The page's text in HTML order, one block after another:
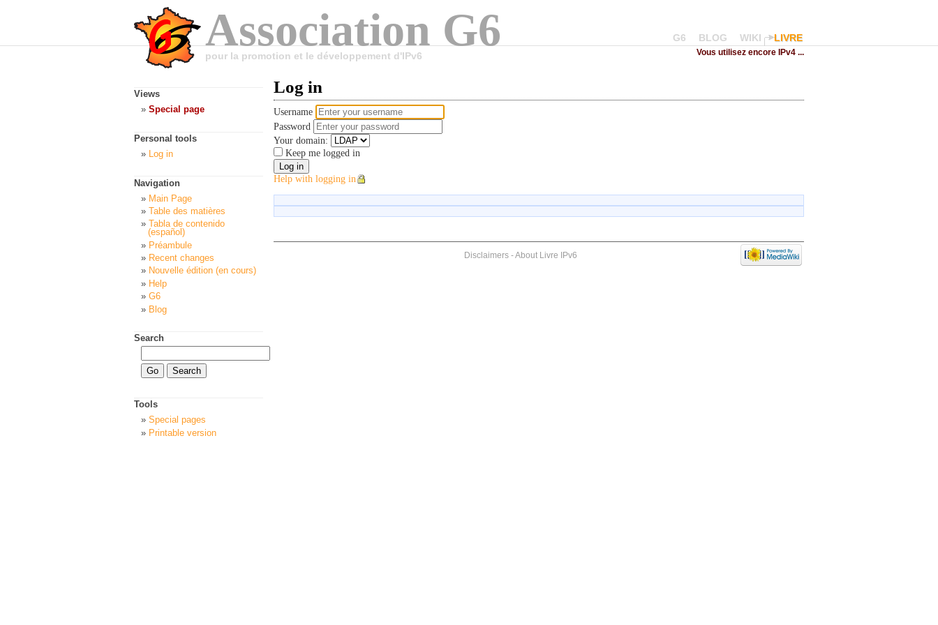
Association G6
pour la promotion et le développement d'IPv6
G6 BLOG WIKI LIVRE
Vous utilisez encore IPv4 ...
Log in
Username
Password
Your domain:
Keep me logged in
Help with logging in
Views
Special page
Personal tools
Log in
Navigation
Main Page
Table des matières
Tabla de contenido
(español)
Préambule
Recent changes
Nouvelle édition (en cours)
Help
G6
Blog
Search
Tools
Special pages
Printable version
Disclaimers-About Livre IPv6